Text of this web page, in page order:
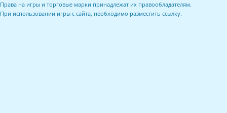
Права на игры и торговые марки принадлежат их правообладателям.
При использовании игры с сайта, необходимо разместить ссылку.